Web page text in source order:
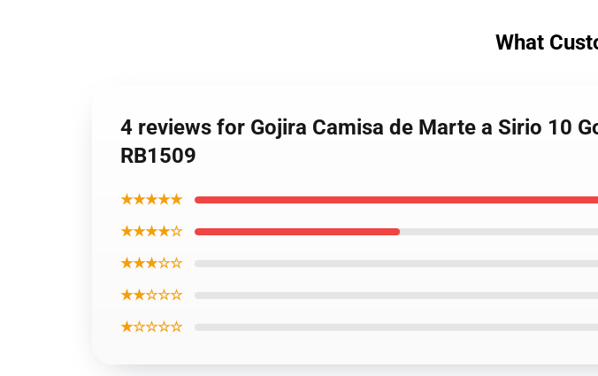
What
4 reviews for Gojira Camisa de Marte a Sirio 10
RB1509
★★★★★
★★★★☆
★★★☆☆
★★☆☆☆
★☆☆☆☆